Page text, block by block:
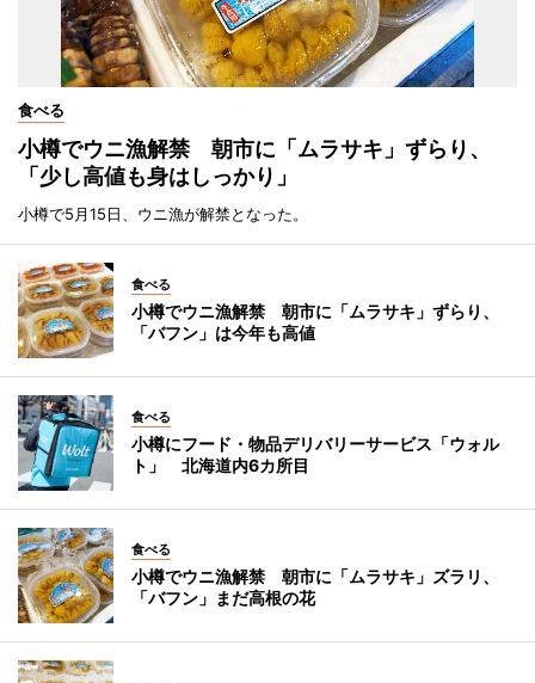
食べる
小樽でウニ漁解禁 朝市に「ムラサキ」ずらり、
「少し高値も身はしっかり」
小樽で5月15日、ウニ漁が解禁となった。
食べる
小樽でウニ漁解禁 朝市に「ムラサキ」ずらり、
「バフン」は今年も高値
食べる
小樽にフード・物品デリバリーサービス「ウォル
ト」 北海道内6カ所目
食べる
小樽でウニ漁解禁 朝市に「ムラサキ」ズラリ、
「バフン」まだ高根の花